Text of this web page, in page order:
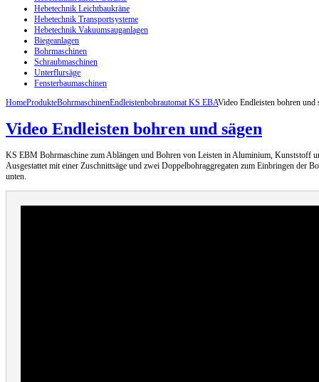
Hebetechnik Leichtbaukräne
Hebetechnik Transportsysteme
Hebetechnik Vakuumsauganlagen
Biegeanlagen
Bohrmaschinen
Schraubmaschinen
Unterflursäge
Fensterbaumaschinen
HomeProdukteBohrmaschinenEndleistenbohrautomat KS EBAVideo Endleisten bohren und
Video Endleisten bohren und sägen
KS EBM Bohrmaschine zum Ablängen und Bohren von Leisten in Aluminium, Kunststoff
Ausgestattet mit einer Zuschnittsäge und zwei Doppelbohraggregaten zum Einbringen der
unten.